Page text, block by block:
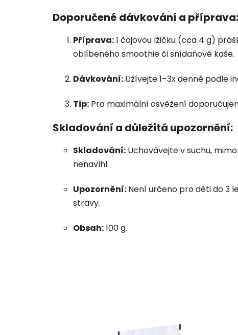
Doporučené dávkování a příprava:
Příprava:1 čajovou lžičku (cca 4 g)
oblíbeného smoothie či snídaňové kaše.
Dávkování: Užívejte 1–3x denně podle
Tip: Pro maximální osvěžení
Skladování a důležitá upozornění:
Skladování: Uchovávejte v suchu,
nenavlhl.
Upozornění: Není určeno pro děti do 3
stravy.
Obsah:100 g.